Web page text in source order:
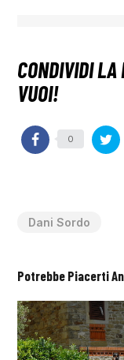
0
Dani Sordo
Potrebbe Piacerti